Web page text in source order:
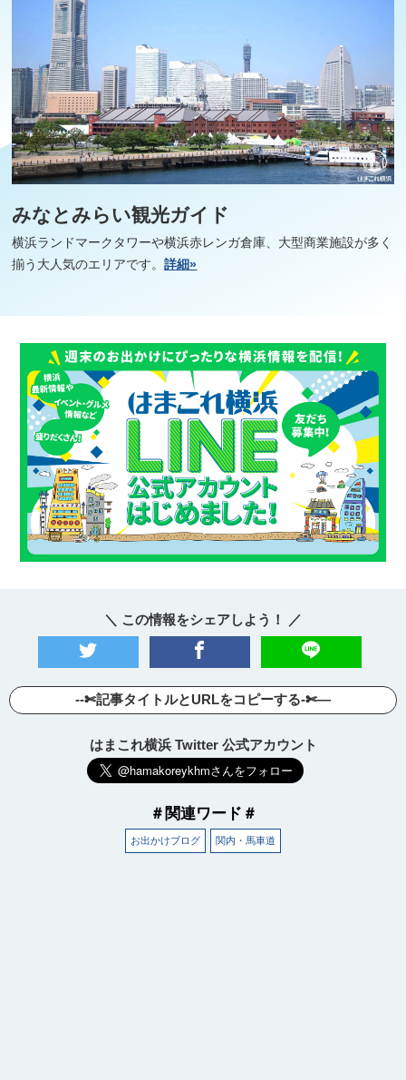
みなとみらい観光ガイド
横浜ランドマークタワーや横浜赤レンガ倉庫、大型商業施設が多く
揃う大人気のエリアです。詳細»
＼ この情報をシェアしよう！ ／
--✄記事タイトルとURLをコピーする-✄—
はまこれ横浜 Twitter 公式アカウント
＃関連ワード＃
お出かけブログ 関内・馬車道